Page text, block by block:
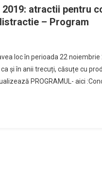
atractii pentru
– Program
loc în perioada 22
și în anii trecuți, căsuțe cu
PROGRAMUL- aici